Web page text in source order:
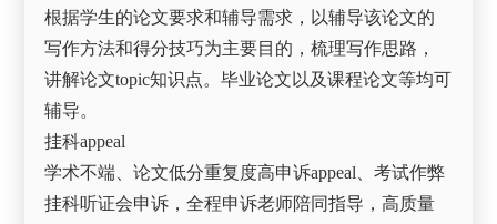
根据学生的论文要求和辅导需求，以辅导该论文的
写作方法和得分技巧为主要目的，梳理写作思路，
讲解论文topic知识点。毕业论文以及课程论文等均可
辅导。
挂科appeal
学术不端、论文低分重复度高申诉appeal、考试作弊
挂科听证会申诉，全程申诉老师陪同指导，高质量